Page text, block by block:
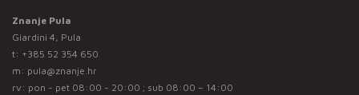
Znanje Pula
Giardini 4, Pula
t: +385 52 354 650
m: pula@znanje.hr
rv: pon - pet 08:00 - 20:00 ; sub 08:00 – 14:00